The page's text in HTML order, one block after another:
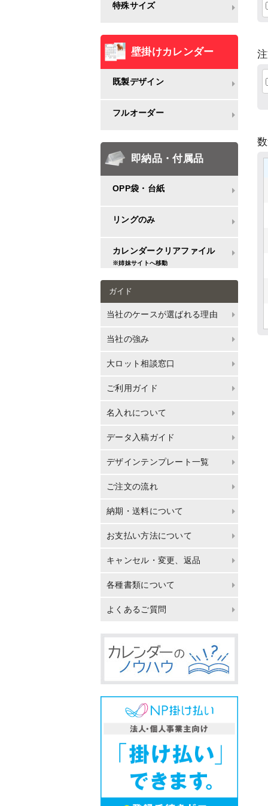
特殊サイズ
壁掛けカレンダー
既製デザイン
フルオーダー
即納品・付属品
OPP袋・台紙
リングのみ
カレンダークリアファイル
※姉妹サイトへ移動
ガイド
当社のケースが選ばれる理由
当社の強み
大ロット相談窓口
ご利用ガイド
名入れについて
データ入稿ガイド
デザインテンプレート一覧
ご注文の流れ
納期・送料について
お支払い方法について
キャンセル・変更、返品
各種書類について
よくあるご質問